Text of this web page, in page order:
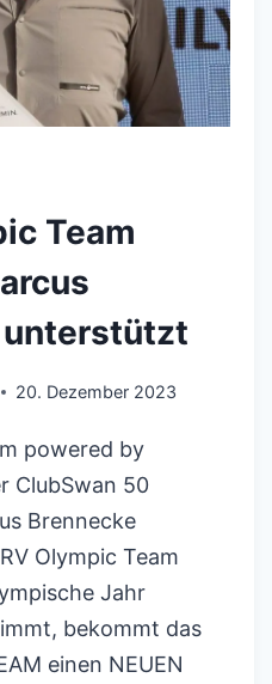
Team
unterstützt
20. Dezember 2023
powered by
ClubSwan 50
Brennecke
Olympic Team
Jahr
bekommt das
einen NEUEN